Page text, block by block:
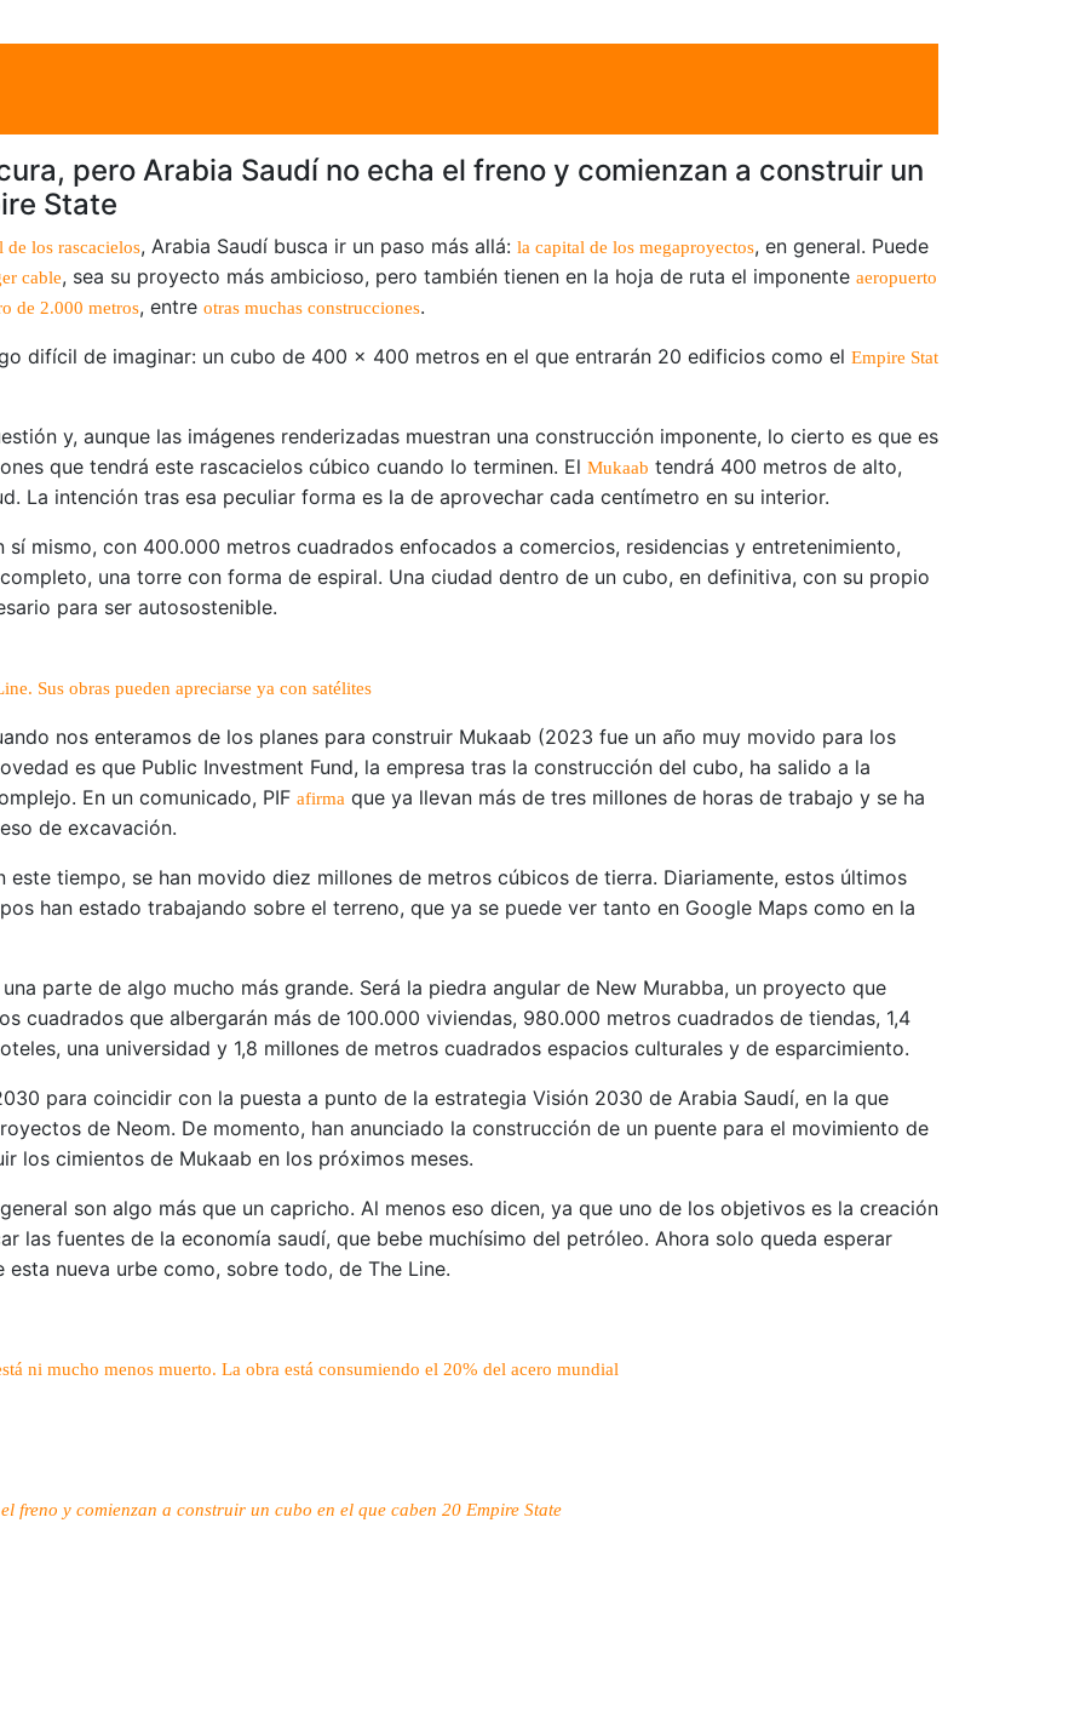
pero Arabia Saudí no echa el freno y comienzan a construir un
State
de los rascacielos, Arabia Saudí busca ir un paso más allá: la capital de los megaproyectos, en general. Puede
cable, sea su proyecto más ambicioso, pero también tienen en la hoja de ruta el imponente aeropuerto
de 2.000 metros, entre otras muchas construcciones.
difícil de imaginar: un cubo de 400 x 400 metros en el que entrarán 20 edificios como el Empire Stat
y, aunque las imágenes renderizadas muestran una construcción imponente, lo cierto es que es
que tendrá este rascacielos cúbico cuando lo terminen. El Mukaab tendrá 400 metros de alto,
La intención tras esa peculiar forma es la de aprovechar cada centímetro en su interior.
sí mismo, con 400.000 metros cuadrados enfocados a comercios, residencias y entretenimiento,
una torre con forma de espiral. Una ciudad dentro de un cubo, en definitiva, con su propio
para ser autosostenible.
Sus obras pueden apreciarse ya con satélites
nos enteramos de los planes para construir Mukaab (2023 fue un año muy movido para los
es que Public Investment Fund, la empresa tras la construcción del cubo, ha salido a la
En un comunicado, PIF afirma que ya llevan más de tres millones de horas de trabajo y se ha
de excavación.
tiempo, se han movido diez millones de metros cúbicos de tierra. Diariamente, estos últimos
han estado trabajando sobre el terreno, que ya se puede ver tanto en Google Maps como en la
parte de algo mucho más grande. Será la piedra angular de New Murabba, un proyecto que
cuadrados que albergarán más de 100.000 viviendas, 980.000 metros cuadrados de tiendas, 1,4
una universidad y 1,8 millones de metros cuadrados espacios culturales y de esparcimiento.
para coincidir con la puesta a punto de la estrategia Visión 2030 de Arabia Saudí, en la que
de Neom. De momento, han anunciado la construcción de un puente para el movimiento de
los cimientos de Mukaab en los próximos meses.
son algo más que un capricho. Al menos eso dicen, ya que uno de los objetivos es la creación
las fuentes de la economía saudí, que bebe muchísimo del petróleo. Ahora solo queda esperar
nueva urbe como, sobre todo, de The Line.
ni mucho menos muerto. La obra está consumiendo el 20% del acero mundial
freno y comienzan a construir un cubo en el que caben 20 Empire State